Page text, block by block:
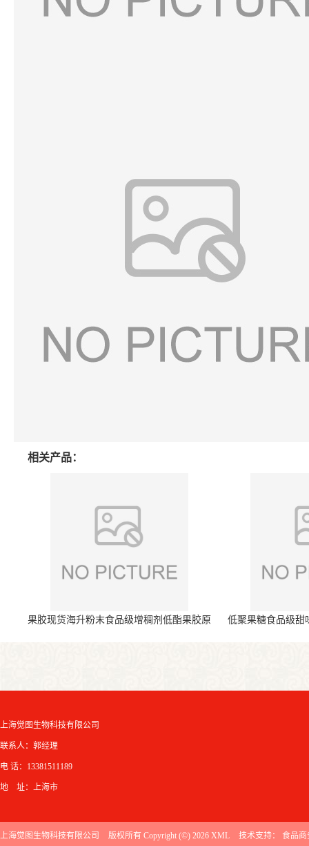
相关产品：
果胶现货海升粉末食品级增稠剂低酯果胶原
低聚果糖食品级甜
上海觉图生物科技有限公司
联系人：郭经理
电 话：13381511189
地 址：上海市
上海觉图生物科技有限公司 版权所有 Copyright (©) 2026 XML 技术支持： 食品商